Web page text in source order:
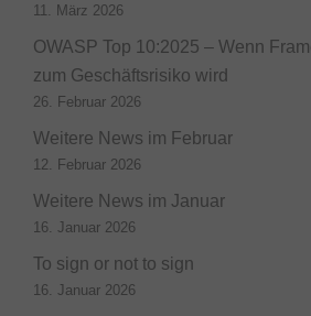
11. März 2026
OWASP Top 10:2025 – Wenn
zum Geschäftsrisiko wird
26. Februar 2026
Weitere News im Februar
12. Februar 2026
Weitere News im Januar
16. Januar 2026
To sign or not to sign
16. Januar 2026